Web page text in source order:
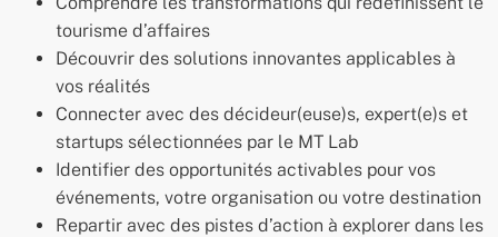
tourisme d’affaires
Découvrir des solutions innovantes applicables à
vos réalités
Connecter avec des décideur(euse)s, expert(e)s et
startups sélectionnées par le MT Lab
Identifier des opportunités activables pour vos
événements, votre organisation ou votre destination
Repartir avec des pistes d’action à explorer dans les